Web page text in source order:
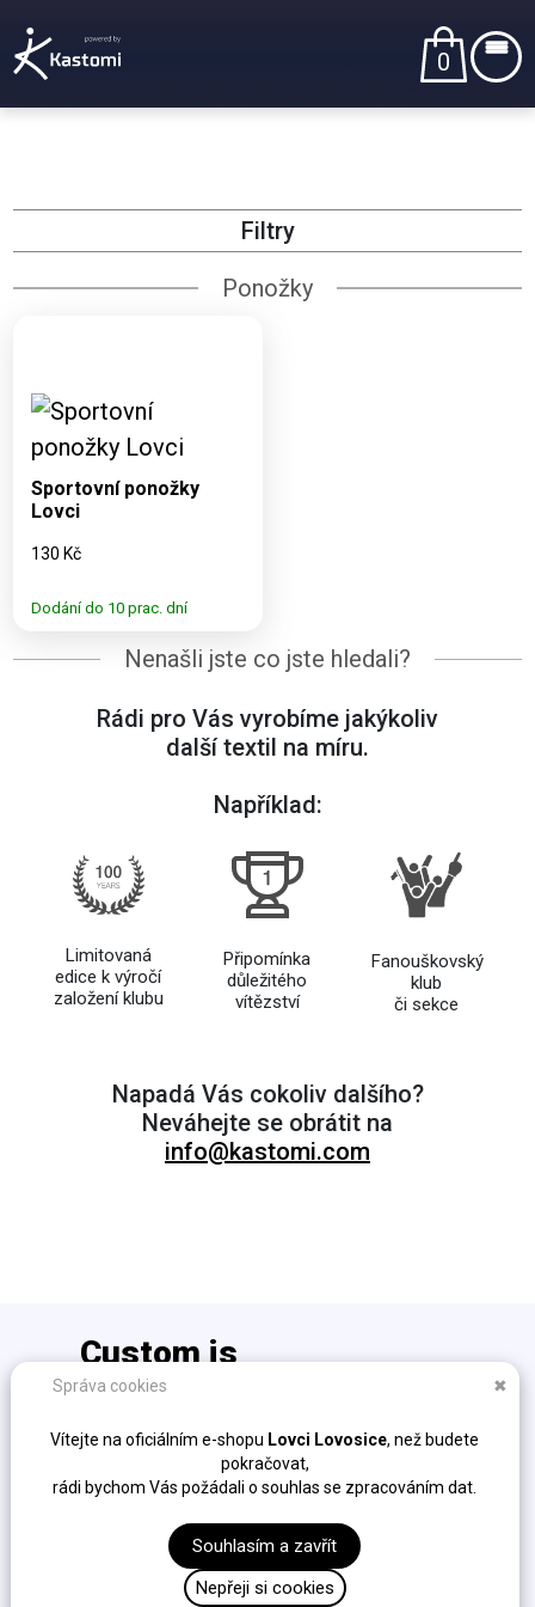
0
Filtry
Ponožky
Dostupné varianty:
35-38, 39-42, 43-46,
47-49
Sportovní ponožky
Lovci
130 Kč
Dodání do 10 prac. dní
Nenašli jste co jste hledali?
Rádi pro Vás vyrobíme jakýkoliv
další textil na míru.
Například:
Limitovaná
edice k výročí
založení klubu
Připomínka
důležitého
vítězství
Fanouškovský
klub
či sekce
Napadá Vás cokoliv dalšího?
Neváhejte se obrátit na
info@kastomi.com
Custom is
the new cool!
info@kastomi.com
Ochrana osobních údajů (GDPR)
Obchodní podmínky
Fakturační údaje
Sockshire s.r.o. / K Cikánce 323/10, Slivenec, 154 00,
Praha / IČ: 04306554 / DIČ: CZ04306554
Správa cookies ✖
Vítejte na oficiálním e-shopu Lovci Lovosice, než budete
pokračovat,
rádi bychom Vás požádali o souhlas se zpracováním dat.
Souhlasím a zavřít
Nepřeji si cookies